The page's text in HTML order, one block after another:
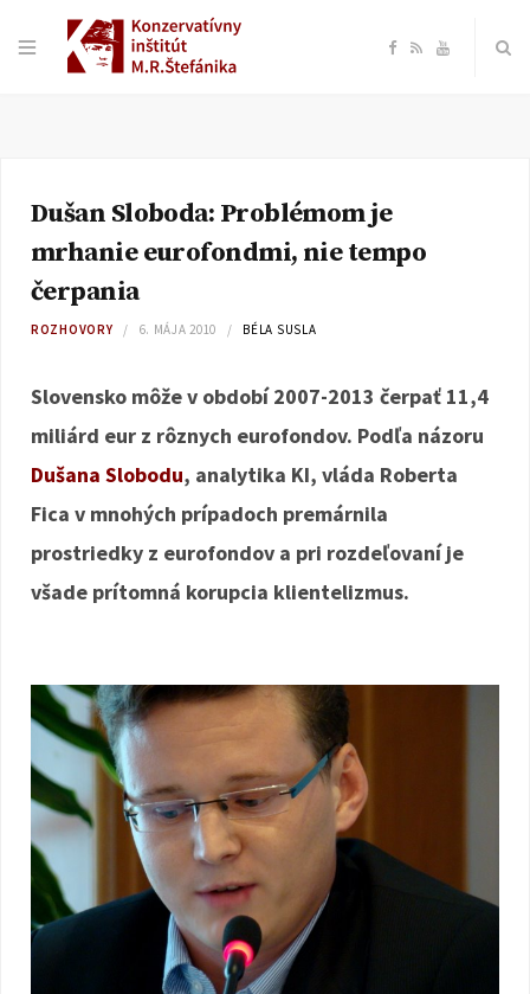
F
o
R Y
e
Dušan Sloboda: Problémom je
mrhanie eurofondmi, nie tempo
čerpania
ROZHOVORY 6. MÁJA 2010 BÉLA SUSLA
Slovensko môže v období 2007-2013 čerpať 11,4
miliárd eur z rôznych eurofondov. Podľa názoru
Dušana Slobodu, analytika KI, vláda Roberta
Fica v mnohých prípadoch premárnila
prostriedky z eurofondov a pri rozdeľovaní je
všade prítomná korupcia klientelizmus.